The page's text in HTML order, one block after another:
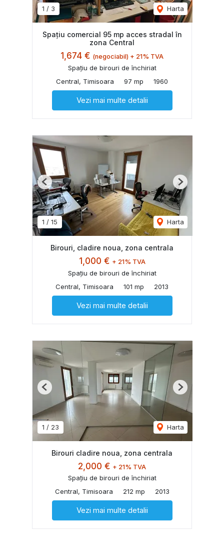
1 / 3 Harta
Spațiu comercial 95 mp acces stradal în
zona Central
1,674 € (negociabil) + 21% TVA
Spațiu de birouri de închiriat
Central, Timisoara
97 mp 1960
Vezi mai multe detalii
1 / 15 Harta
Previous Next
Birouri, cladire noua, zona centrala
1,000 € + 21% TVA
Spațiu de birouri de închiriat
Central, Timisoara
101 mp 2013
Vezi mai multe detalii
1 / 23 Harta
Previous Next
Birouri cladire noua, zona centrala
2,000 € + 21% TVA
Spațiu de birouri de închiriat
Central, Timisoara
212 mp 2013
Vezi mai multe detalii